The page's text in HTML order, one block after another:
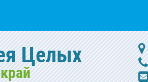
Целых